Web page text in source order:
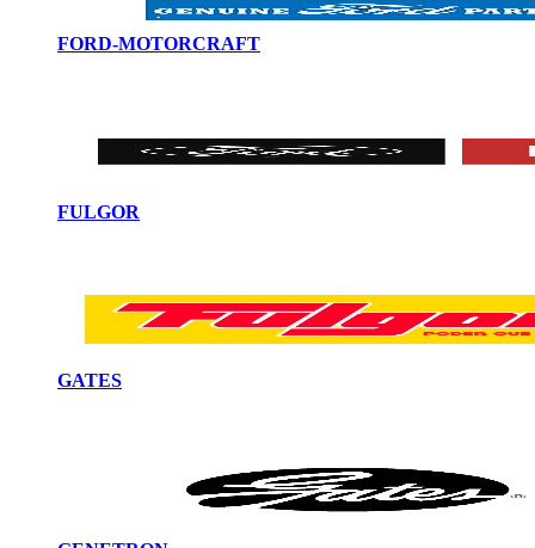
FORD-MOTORCRAFT
FULGOR
GATES